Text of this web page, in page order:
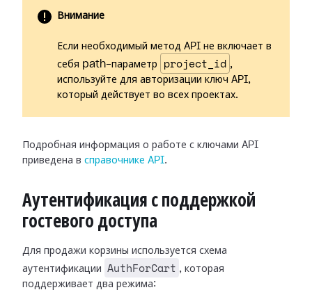
Внимание
Если необходимый метод API не включает в
себя path-параметр
project_id ,
используйте для авторизации ключ API,
который действует во всех проектах.
Подробная информация о работе с ключами API
приведена в справочнике API.
Аутентификация с поддержкой
гостевого доступа
Для продажи корзины используется схема
аутентификации
AuthForCart , которая
поддерживает два режима: